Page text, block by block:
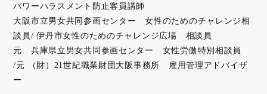
パワーハラスメント防止客員講師
大阪市立男女共同参画センター 女性のためのチャレンジ相
談員/ 伊丹市女性のためのチャレンジ広場 相談員
元 兵庫県立男女共同参画センター 女性労働特別相談員
/元 （財）21世紀職業財団大阪事務所 雇用管理アドバイザ
ー